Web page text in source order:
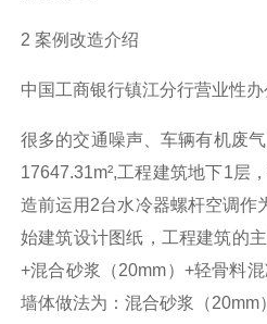
2 案例改造介绍
中国工商银行镇江分行营业性
很多的交通噪声、车辆有机废
17647.31m²,工程建筑地下1层
造前运用2台水冷器螺杆空调作
始建筑设计图纸，工程建筑的
+混合砂浆（20mm）+轻骨料
墙体做法为：混合砂浆（